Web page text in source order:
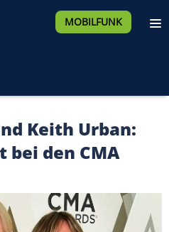
MOBILFUNK
Keith Urban:
den CMA